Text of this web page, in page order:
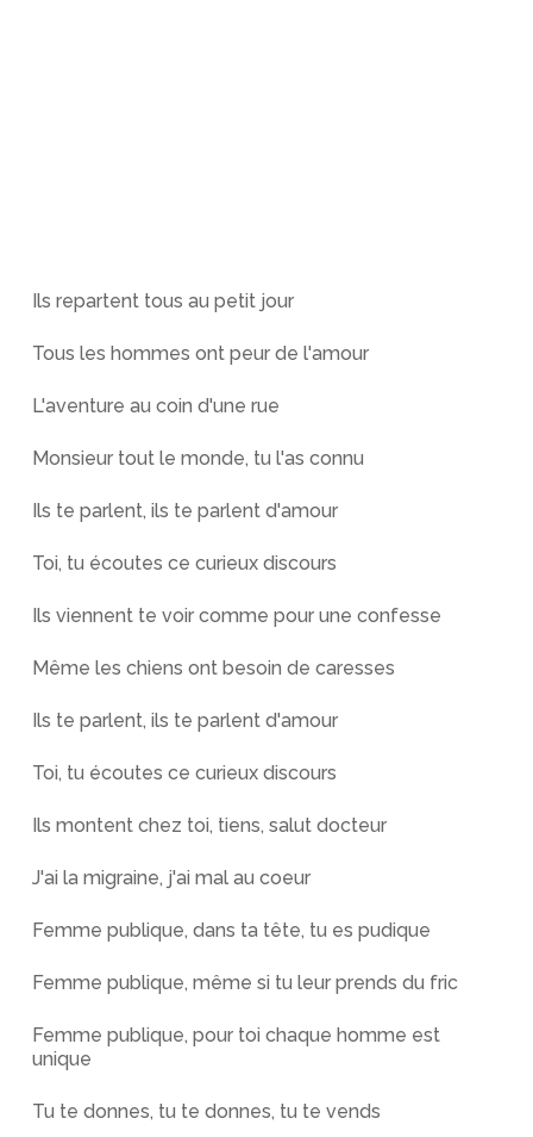
Ils repartent tous au petit jour
Tous les hommes ont peur de l'amour
L'aventure au coin d'une rue
Monsieur tout le monde, tu l'as connu
Ils te parlent, ils te parlent d'amour
Toi, tu écoutes ce curieux discours
Ils viennent te voir comme pour une confesse
Même les chiens ont besoin de caresses
Ils te parlent, ils te parlent d'amour
Toi, tu écoutes ce curieux discours
Ils montent chez toi, tiens, salut docteur
J'ai la migraine, j'ai mal au coeur
Femme publique, dans ta tête, tu es pudique
Femme publique, même si tu leur prends du fric
Femme publique, pour toi chaque homme est
unique
Tu te donnes, tu te donnes, tu te vends